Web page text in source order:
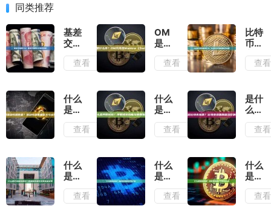
同类推荐
基差
交易
是什
么？
概念
及操
查看
OM
是什
么
币？
及
Mantra
简介
查看
比特
币牛
市指
数是
比特
币牛
数解
析与
查看
什么
是流
动性
提供
性提
供者
与运
查看
什么
是序
数钱
包？
功能
与使
用指
查看
是什
么导
致比
特币
比特
币涨
跌原
因及
查看
什么
是区
块链
互通
查看
什么
是加
密套
利？
查看
什么
是加
密赏
金？
查看